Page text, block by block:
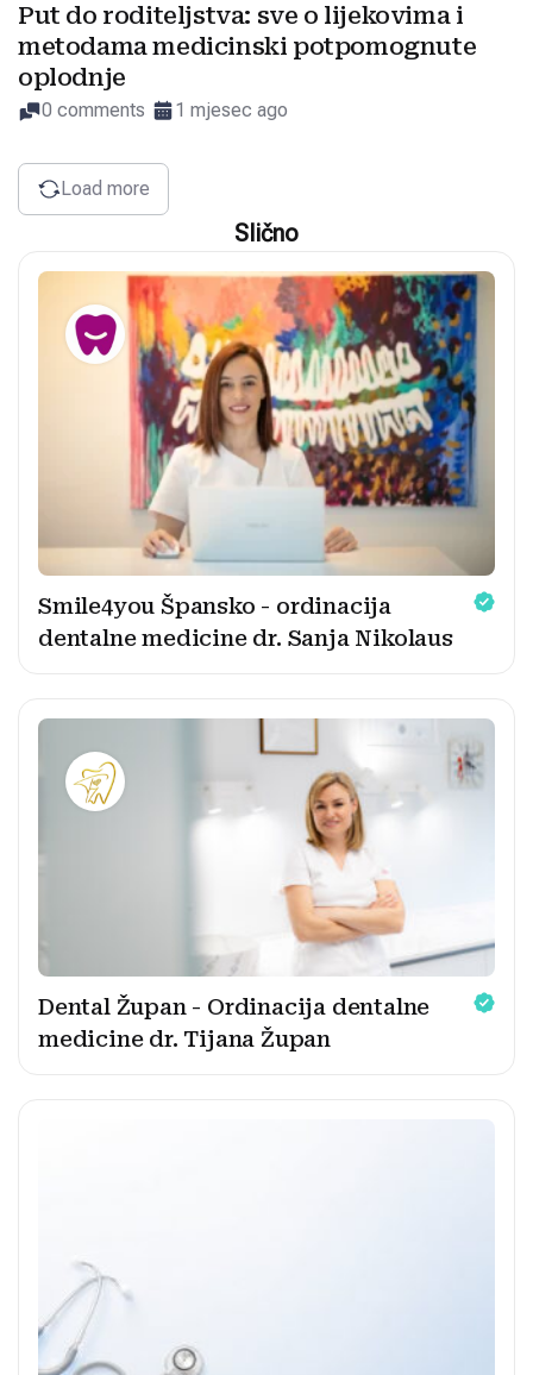
Put do roditeljstva: sve o lijekovima i
metodama medicinski potpomognute
oplodnje
0 comments 1 mjesec ago
Load more
Slično
Smile4you Špansko - ordinacija
dentalne medicine dr. Sanja Nikolaus
Dental Župan - Ordinacija dentalne
medicine dr. Tijana Župan